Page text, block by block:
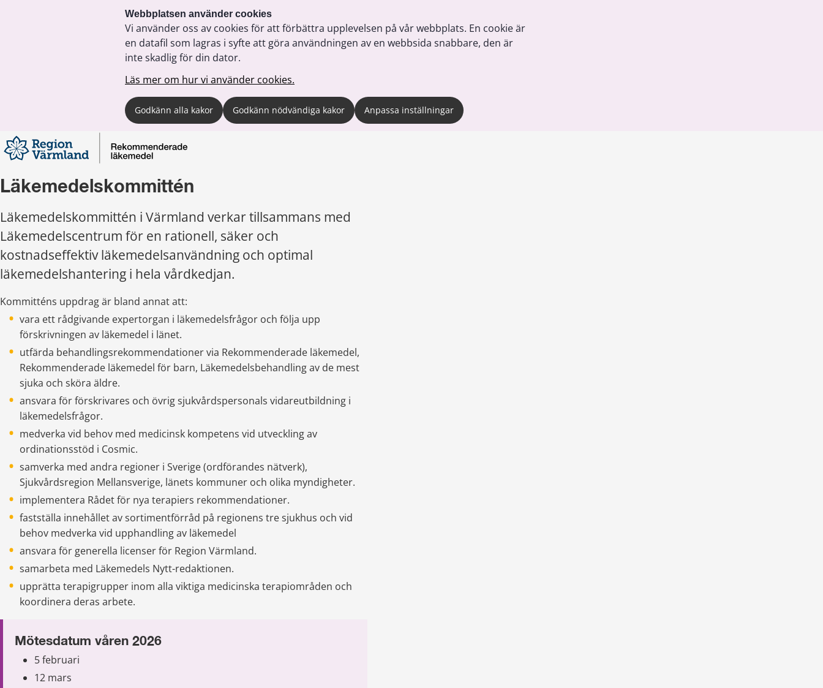
Webbplatsen använder cookies
Vi använder oss av cookies för att förbättra upplevelsen på vår webbplats. En cookie är
en datafil som lagras i syfte att göra användningen av en webbsida snabbare, den är
inte skadlig för din dator.
Läs mer om hur vi använder cookies.
Godkänn alla kakor Godkänn nödvändiga kakor Anpassa inställningar
Läkemedelskommittén
Läkemedelskommittén i Värmland verkar tillsammans med
Läkemedelscentrum för en rationell, säker och
kostnadseffektiv läkemedelsanvändning och optimal
läkemedelshantering i hela vårdkedjan.
Kommitténs uppdrag är bland annat att:
vara ett rådgivande expertorgan i läkemedelsfrågor och följa upp
förskrivningen av läkemedel i länet.
utfärda behandlingsrekommendationer via Rekommenderade läkemedel,
Rekommenderade läkemedel för barn, Läkemedelsbehandling av de mest
sjuka och sköra äldre.
ansvara för förskrivares och övrig sjukvårdspersonals vidareutbildning i
läkemedelsfrågor.
medverka vid behov med medicinsk kompetens vid utveckling av
ordinationsstöd i Cosmic.
samverka med andra regioner i Sverige (ordförandes nätverk),
Sjukvårdsregion Mellansverige, länets kommuner och olika myndigheter.
implementera Rådet för nya terapiers rekommendationer.
fastställa innehållet av sortimentförråd på regionens tre sjukhus och vid
behov medverka vid upphandling av läkemedel
ansvara för generella licenser för Region Värmland.
samarbeta med Läkemedels Nytt-redaktionen.
upprätta terapigrupper inom alla viktiga medicinska terapiområden och
koordinera deras arbete.
Mötesdatum våren 2026
5 februari
12 mars